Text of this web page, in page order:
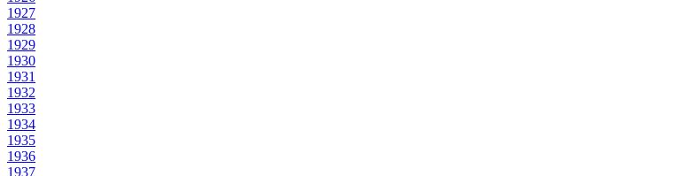
1927
1928
1929
1930
1931
1932
1933
1934
1935
1936
1937